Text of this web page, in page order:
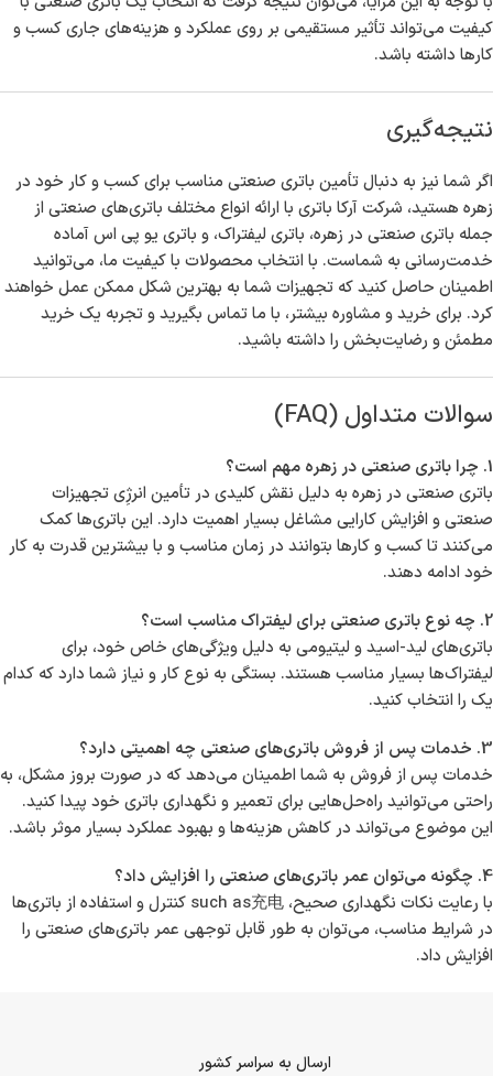
کیفیت می‌تواند تأثیر مستقیمی بر روی عملکرد و هزینه‌های جاری کسب و
کارها داشته باشد.
نتیجه‌گیری
اگر شما نیز به دنبال تأمین باتری صنعتی مناسب برای کسب و کار خود در
زهره هستید، شرکت آرکا باتری با ارائه انواع مختلف باتری‌های صنعتی از
جمله باتری صنعتی در زهره، باتری لیفتراک، و باتری یو پی اس آماده
خدمت‌رسانی به شماست. با انتخاب محصولات با کیفیت ما، می‌توانید
اطمینان حاصل کنید که تجهیزات شما به بهترین شکل ممکن عمل خواهند
کرد. برای خرید و مشاوره بیشتر، با ما تماس بگیرید و تجربه یک خرید
مطمئن و رضایت‌بخش را داشته باشید.
سوالات متداول (FAQ)
1. چرا باتری صنعتی در زهره مهم است؟
باتری صنعتی در زهره به دلیل نقش کلیدی در تأمین انرژِی تجهیزات
صنعتی و افزایش کارایی مشاغل بسیار اهمیت دارد. این باتری‌ها کمک
می‌کنند تا کسب و کارها بتوانند در زمان مناسب و با بیشترین قدرت به کار
خود ادامه دهند.
2. چه نوع باتری صنعتی برای لیفتراک مناسب است؟
باتری‌های لید-اسید و لیتیومی به دلیل ویژگی‌های خاص خود، برای
لیفتراک‌ها بسیار مناسب هستند. بستگی به نوع کار و نیاز شما دارد که کدام
یک را انتخاب کنید.
3. خدمات پس از فروش باتری‌های صنعتی چه اهمیتی دارد؟
خدمات پس از فروش به شما اطمینان می‌دهد که در صورت بروز مشکل، به
راحتی می‌توانید راه‌حل‌هایی برای تعمیر و نگهداری باتری خود پیدا کنید.
این موضوع می‌تواند در کاهش هزینه‌ها و بهبود عملکرد بسیار موثر باشد.
4. چگونه می‌توان عمر باتری‌های صنعتی را افزایش داد؟
با رعایت نکات نگهداری صحیح، such as充电 کنترل و استفاده از باتری‌ها
در شرایط مناسب، می‌توان به طور قابل توجهی عمر باتری‌های صنعتی را
افزایش داد.
ارسال به سراسر کشور